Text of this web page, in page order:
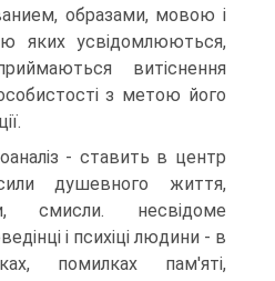
образами, мовою і
яких усвідомлюються,
витіснення
з метою його
- ставить в центр
душевного життя,
смисли. несвідоме
і психіці людини - в
помилках пам'яті,